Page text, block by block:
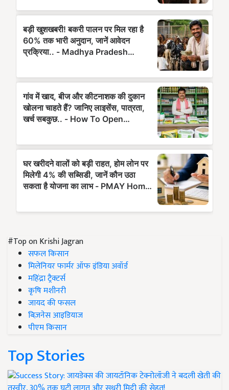
#Top on Krishi Jagran
सफल किसान
मिलेनियर फार्मर ऑफ इंडिया अवॉर्ड
महिंद्रा ट्रैक्टर्स
कृषि मशीनरी
जायद की फसल
बिज़नेस आइडियाज
पीएम किसान
Top Stories